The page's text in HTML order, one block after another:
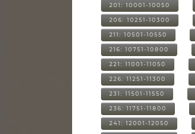
201: 10001-10050
206: 10251-10300
211: 10501-10550
216: 10751-10800
221: 11001-11050
226: 11251-11300
231: 11501-11550
236: 11751-11800
241: 12001-12050